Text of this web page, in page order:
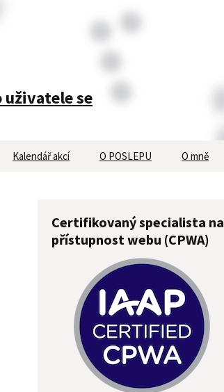
se
Kalendář akcí O POSLEPU O mně
Certifikovaný specialista na
přístupnost webu (CPWA)